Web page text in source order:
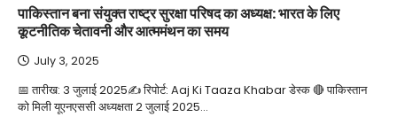
पाकिस्तान बना संयुक्त राष्ट्र सुरक्षा परिषद का अध्यक्ष: भारत के लिए
कूटनीतिक चेतावनी और आत्ममंथन का समय
July 3, 2025
📅 तारीख: 3 जुलाई 2025✍️ रिपोर्ट: Aaj Ki Taaza Khabar डेस्क 🔴 पाकिस्तान
को मिली यूएनएससी अध्यक्षता 2 जुलाई 2025…